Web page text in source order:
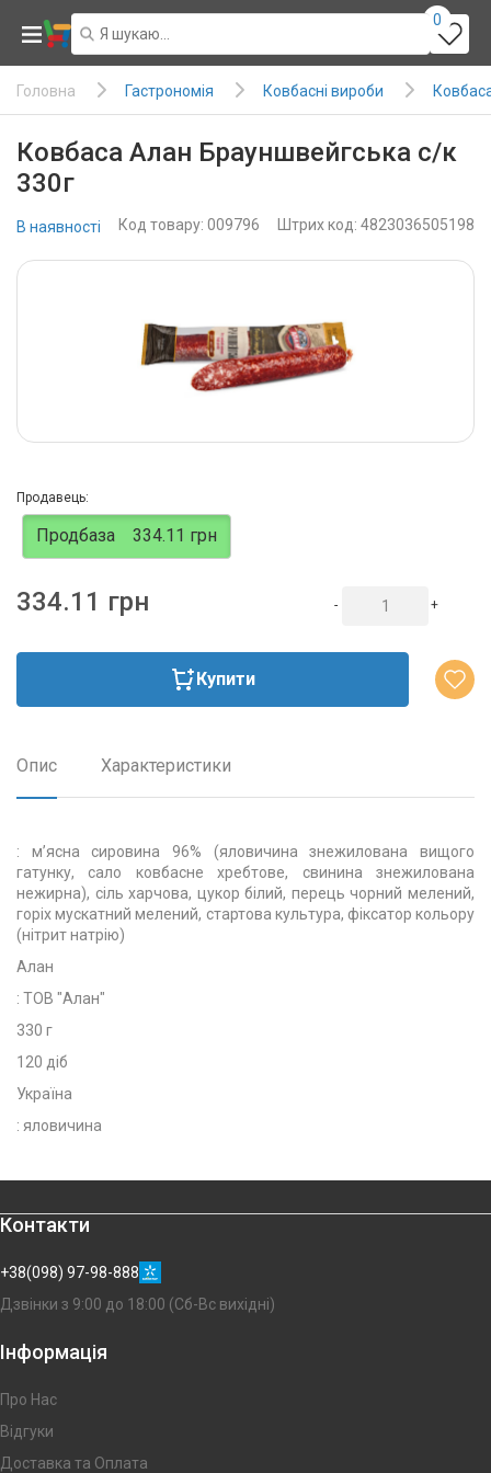
0
Головна Гастрономія Ковбасні вироби
Ковбаса Алан Брауншвейгська с/к
330г
В наявності Код товару: 009796 Штрих код: 4823036505198
Продавець:
Продбаза 334.11 грн
334.11 грн - +
Купити
Опис Характеристики
: м’ясна сировина 96% (яловичина знежилована вищого
гатунку, сало ковбасне хребтове, свинина знежилована
нежирна), сіль харчова, цукор білий, перець чорний мелений,
горіх мускатний мелений, стартова культура, фіксатор кольору
(нітрит натрію)
Алан
: ТОВ "Алан"
330 г
120 діб
Україна
: яловичина
Контакти
+38(098) 97-98-888
Дзвінки з 9:00 до 18:00 (Сб-Вс вихідні)
Інформація
Про Нас
Відгуки
Доставка та Оплата